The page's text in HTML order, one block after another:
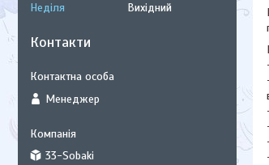
Неділя
Вихідний
Контакти
Менеджер
33-Sobaki